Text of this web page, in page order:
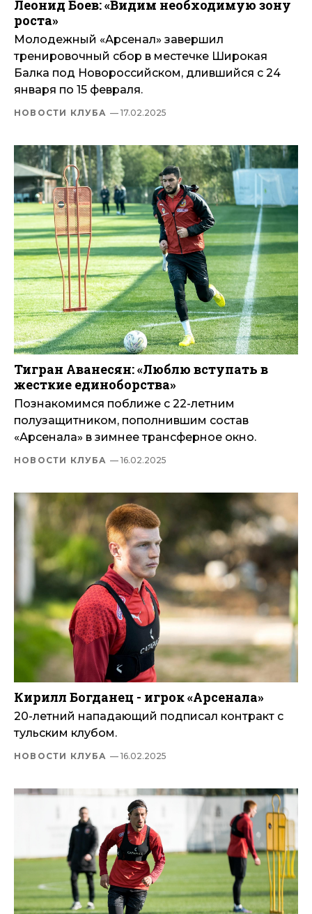
Леонид Боев: «Видим необходимую зону
роста»
Молодежный «Арсенал» завершил
тренировочный сбор в местечке Широкая
Балка под Новороссийском, длившийся с 24
января по 15 февраля.
НОВОСТИ КЛУБА — 17.02.2025
Тигран Аванесян: «Люблю вступать в
жесткие единоборства»
Познакомимся поближе с 22-летним
полузащитником, пополнившим состав
«Арсенала» в зимнее трансферное окно.
НОВОСТИ КЛУБА — 16.02.2025
Кирилл Богданец - игрок «Арсенала»
20-летний нападающий подписал контракт с
тульским клубом.
НОВОСТИ КЛУБА — 16.02.2025